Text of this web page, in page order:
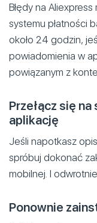
Błędy na
systemu płatności
około 24 godzin,
powiadomienia w
powiązanym z
Przełącz się
aplikację
Jeśli napotkasz
spróbuj dokonać
mobilnej. I odwrotnie.
Ponownie